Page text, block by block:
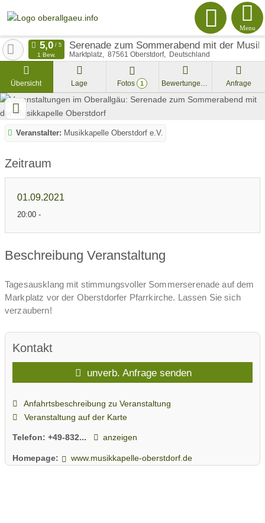
Menu
Serenade zum Sommerabend mit der
Marktplatz 87561 Oberstdorf Deutschland
1 Bew.
Übersicht Lage Fotos 1 Bewertungen Anfrage
Veranstalter: Musikkapelle Oberstdorf e.V.
Zeitraum
01.09.2021
20:00 -
Beschreibung Veranstaltung
Tagesausklang mit stimmungsvoller Sommerserenade auf dem
Markplatz vor der Oberstdorfer Pfarrkirche. Lassen Sie sich
verzaubern!
Kontakt
unverb. Anfrage senden
Anfahrtsbeschreibung zu Veranstaltung
Veranstaltung auf der Karte
Telefon: +49-832... anzeigen
Homepage: www.musikkapelle-oberstdorf.de